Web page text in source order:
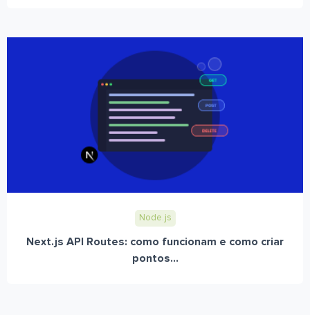
Node.js
Next.js API Routes: como funcionam e como criar
pontos...